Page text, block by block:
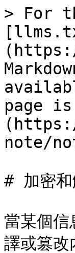
> For
page
note/
# 加密和
當某個
譯或篡改